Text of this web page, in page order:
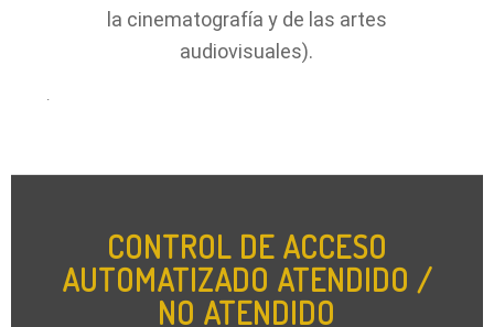
la cinematografía y de las artes
audiovisuales).
.
CONTROL DE ACCESO
AUTOMATIZADO ATENDIDO /
NO ATENDIDO